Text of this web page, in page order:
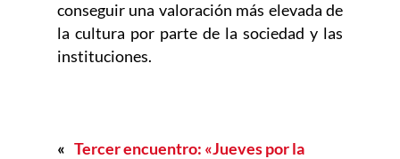
conseguir una valoración más elevada de
la cultura por parte de la sociedad y las
instituciones.
« Tercer encuentro: «Jueves por la